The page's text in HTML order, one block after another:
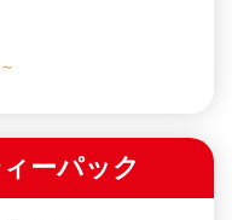
ーパック